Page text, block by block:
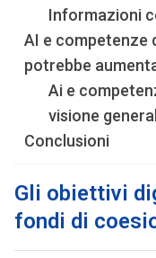
Informazioni
AI e competenze
potrebbe
Ai e
visione
Conclusioni
Gli obiettivi
fondi di